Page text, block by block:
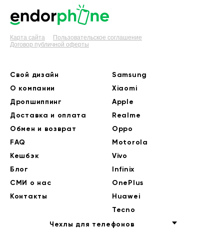
Карта сайта
Пользовательское соглашение
Договор публичной оферты
Свой дизайн
О компании
Дропшиппинг
Доставка и оплата
Обмен и возврат
FAQ
Кешбэк
Блог
СМИ о нас
Контакты
Samsung
Xiaomi
Apple
Realme
Oppo
Motorola
Vivo
Infinix
OnePlus
Huawei
Tecno
Чехлы для телефонов